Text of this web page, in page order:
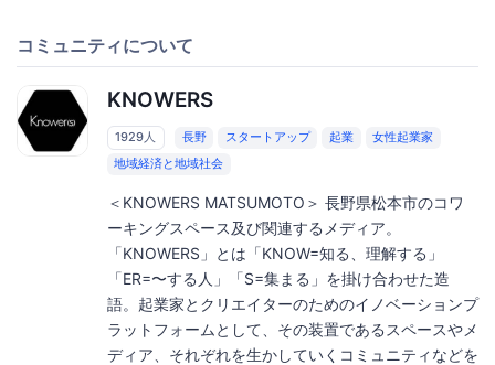
コミュニティについて
KNOWERS
1929人 長野 スタートアップ 起業
女性起業家
地域経済と地域社会
＜KNOWERS MATSUMOTO＞ 長野県松本市のコワ
ーキングスペース及び関連するメディア。
「KNOWERS」とは「KNOW=知る、理解する」
「ER=〜する人」「S=集まる」を掛け合わせた造
語。起業家とクリエイターのためのイノベーションプ
ラットフォームとして、その装置であるスペースやメ
ディア、それぞれを生かしていくコミュニティなどを